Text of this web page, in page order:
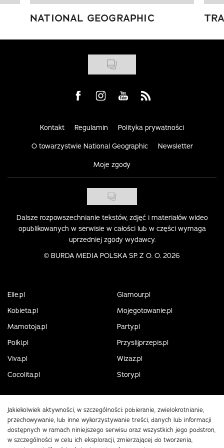
NATIONAL GEOGRAPHIC
Visit us on Facebook
Visit us on Instagram
Visit us on Youtube
Visit us on Rss
Kontakt Regulamin Polityka prywatności
O towarzystwie National Geographic Newsletter
Moje zgody
Dalsze rozpowszechnianie tekstów, zdjęć i materiałów wideo
opublikowanych w serwisie w całości lub w części wymaga
uprzedniej zgody wydawcy.
© BURDA MEDIA POLSKA SP. Z O. O. 2026
Elle.pl
Glamour.pl
Kobieta.pl
Mojegotowanie.pl
Mamotoja.pl
Party.pl
Polki.pl
Przyslijprzepis.pl
Viva.pl
Wizaz.pl
Cocolita.pl
Story.pl
Jakiekolwiek aktywności, w szczególności: pobieranie, zwielokrotnianie,
przechowywanie, lub inne wykorzystywanie treści, danych lub informacji
dostępnych w ramach niniejszego serwisu oraz wszystkich jego podstron,
w szczególności w celu ich eksploracji, zmierzającej do tworzenia,